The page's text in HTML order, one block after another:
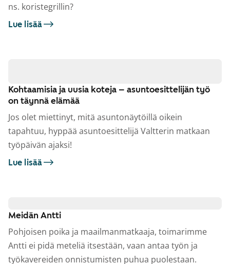
ns. koristegrillin?
Lue lisää
Kohtaamisia ja uusia koteja – asuntoesittelijän työ
on täynnä elämää
Jos olet miettinyt, mitä asuntonäytöillä oikein
tapahtuu, hyppää asuntoesittelijä Valtterin matkaan
työpäivän ajaksi!
Lue lisää
Meidän Antti
Pohjoisen poika ja maailmanmatkaaja, toimarimme
Antti ei pidä meteliä itsestään, vaan antaa työn ja
työkavereiden onnistumisten puhua puolestaan.